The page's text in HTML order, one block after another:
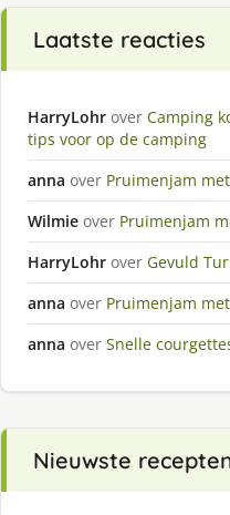
Laatste reacties
HarryLohr over Camping
tips voor op de camping
anna over Pruimenjam
Wilmie over Pruimenjam
HarryLohr over Gevuld
anna over Pruimenjam
anna over Snelle
Nieuwste